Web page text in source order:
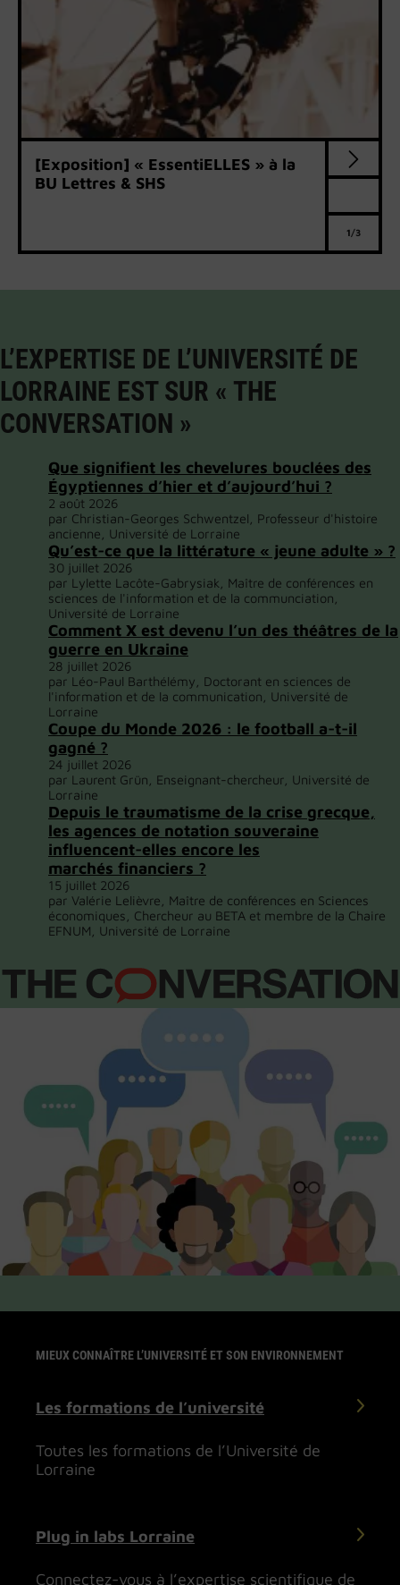
[Exposition] « EssentiELLES » à la
BU Lettres & SHS
1/3
L’EXPERTISE DE L’UNIVERSITÉ DE
LORRAINE EST SUR « THE
CONVERSATION »
Que signifient les chevelures bouclées des
Égyptiennes d’hier et d’aujourd’hui ?
2 août 2026
par Christian-Georges Schwentzel, Professeur d'histoire
ancienne, Université de Lorraine
Qu’est-ce que la littérature « jeune adulte » ?
30 juillet 2026
par Lylette Lacôte-Gabrysiak, Maître de conférences en
sciences de l'information et de la communciation,
Université de Lorraine
Comment X est devenu l’un des théâtres de la
guerre en Ukraine
28 juillet 2026
par Léo-Paul Barthélémy, Doctorant en sciences de
l'information et de la communication, Université de
Lorraine
Coupe du Monde 2026 : le football a-t-il
gagné ?
24 juillet 2026
par Laurent Grün, Enseignant-chercheur, Université de
Lorraine
Depuis le traumatisme de la crise grecque,
les agences de notation souveraine
influencent-elles encore les
marchés financiers ?
15 juillet 2026
par Valérie Lelièvre, Maître de conférences en Sciences
économiques, Chercheur au BETA et membre de la Chaire
EFNUM, Université de Lorraine
MIEUX CONNAÎTRE L’UNIVERSITÉ ET SON ENVIRONNEMENT
Les formations de l’université
Toutes les formations de l’Université de
Lorraine
Plug in labs Lorraine
Connectez-vous à l’expertise scientifique de